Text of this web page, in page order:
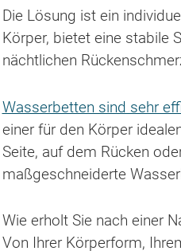
Die Lösung ist ein
Körper, bietet eine stabile
nächtlichen
Wasserbetten sind sehr
einer für den Körper
Seite, auf dem Rücken
maßgeschneiderte
Wie erholt Sie nach einer
Von Ihrer Körperform,